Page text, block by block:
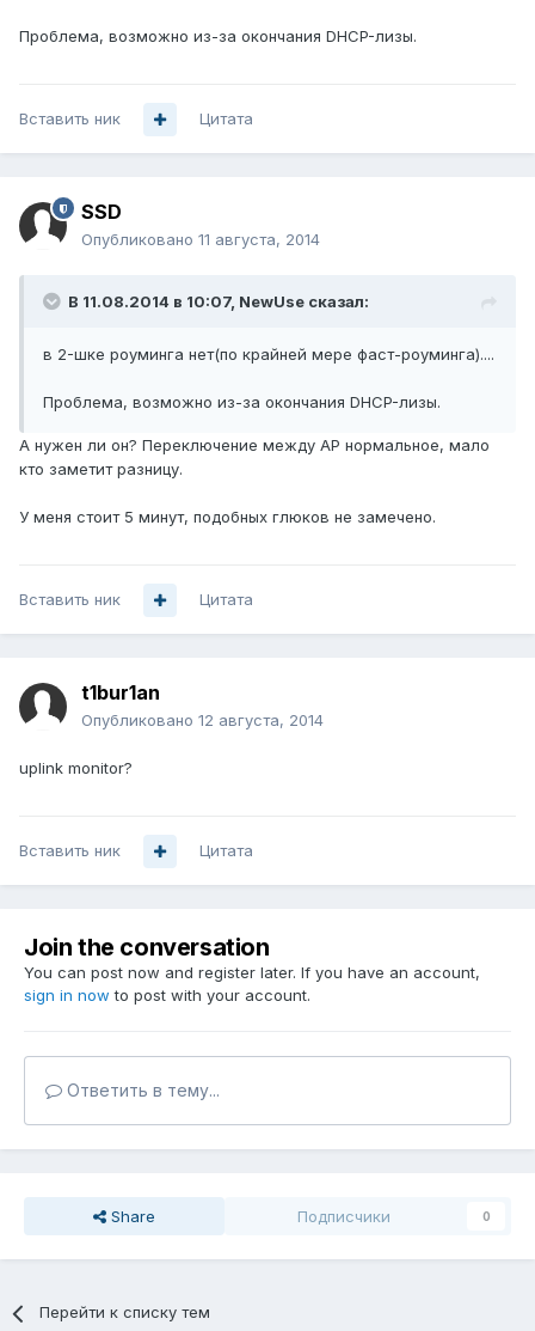
Проблема, возможно из-за окончания DHCP-лизы.
Вставить ник Цитата
SSD
Опубликовано 11 августа, 2014
В 11.08.2014 в 10:07, NewUse сказал:
в 2-шке роуминга нет(по крайней мере фаст-роуминга)....
Проблема, возможно из-за окончания DHCP-лизы.
А нужен ли он? Переключение между АР нормальное, мало
кто заметит разницу.
У меня стоит 5 минут, подобных глюков не замечено.
Вставить ник Цитата
t1bur1an
Опубликовано 12 августа, 2014
uplink monitor?
Вставить ник Цитата
Join the conversation
You can post now and register later. If you have an account,
sign in now to post with your account.
Ответить в тему...
Share Подписчики 0
Перейти к списку тем